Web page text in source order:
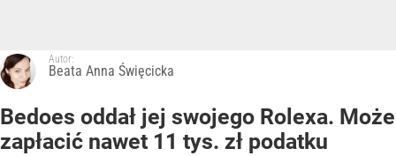
Autor:
Beata Anna Święcicka
Bedoes oddał jej swojego Rolexa. Może
zapłacić nawet 11 tys. zł podatku